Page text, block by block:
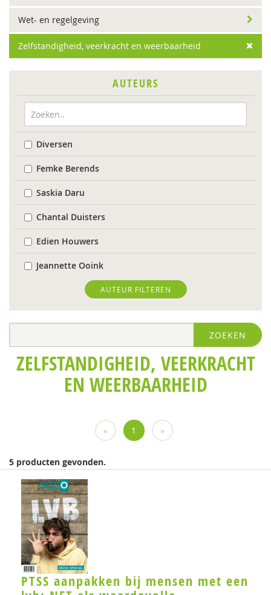
Wet- en regelgeving
Zelfstandigheid, veerkracht en weerbaarheid
AUTEURS
Diversen
Femke Berends
Saskia Daru
Chantal Duisters
Edien Houwers
Jeannette Ooink
Annemarie van Vonderen
AUTEUR FILTEREN
ZOEKEN
ZELFSTANDIGHEID, VEERKRACHT
EN WEERBAARHEID
« 1 »
5 producten gevonden.
PTSS aanpakken bij mensen met een